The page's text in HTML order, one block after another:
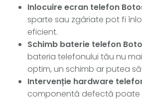
Inlocuire ecran telefon
sparte sau zgâriate pot fi
eficient.
Schimb baterie telefon
bateria telefonului tău nu
optim, un schimb ar putea
Intervenție hardware
componentă defectă poate